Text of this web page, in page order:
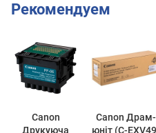
Рекомендуем
Canon
Друкуюча
Canon Драм-
юнiт (C-EXV49)